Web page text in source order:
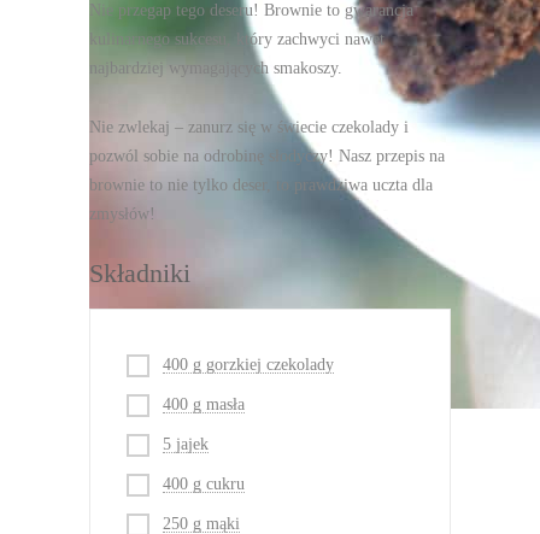
Nie przegap tego deseru! Brownie to gwarancja
kulinarnego sukcesu, który zachwyci nawet
najbardziej wymagających smakoszy.
Nie zwlekaj – zanurz się w świecie czekolady i
pozwól sobie na odrobinę słodyczy! Nasz przepis na
brownie to nie tylko deser, to prawdziwa uczta dla
zmysłów!
Składniki
400 g gorzkiej czekolady
400 g masła
5 jajek
400 g cukru
250 g mąki